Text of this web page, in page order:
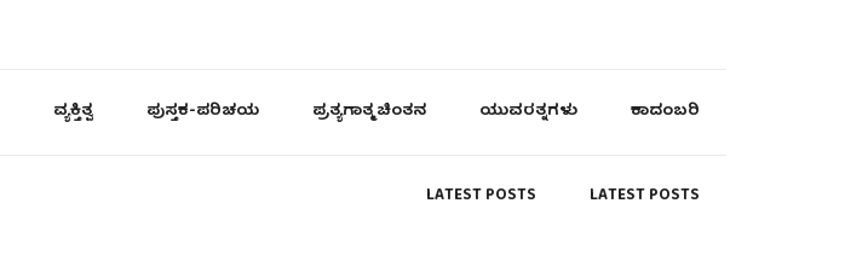
ವ್ಯಕ್ತಿತ್ವ ಪುಸ್ತಕ-ಪರಿಚಯ ಪ್ರತ್ಯಗಾತ್ಮ ಚಿಂತನ ಯುವರತ್ನಗಳು ಕಾದಂಬರಿ
LATEST POSTS LATEST POSTS